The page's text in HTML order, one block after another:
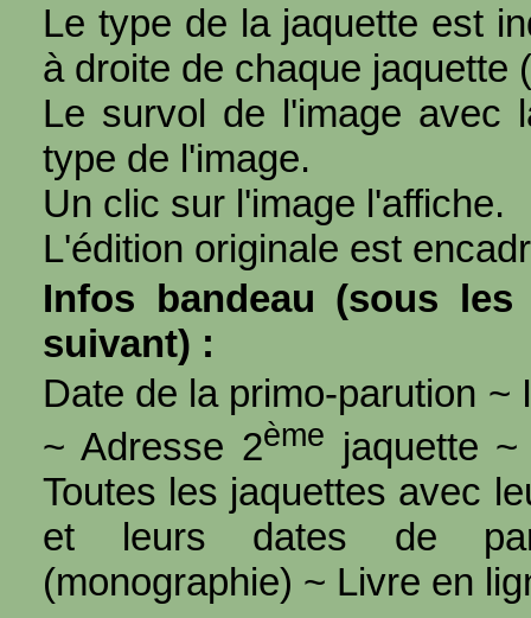
Le type de la jaquette est
à droite de chaque jaquette (
Le survol de l'image avec
type de l'image.
Un clic sur l'image l'affiche.
L'édition originale est
Infos bandeau (sous
suivant) :
Date de la primo-parution ~
~ Adresse 2ème jaquette
Toutes les jaquettes avec
et leurs dates de
(monographie) ~ Livre en